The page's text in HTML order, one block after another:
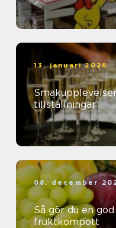
13. januari 2026
tillställningar
08. december
Så gör du en
fruktkompott